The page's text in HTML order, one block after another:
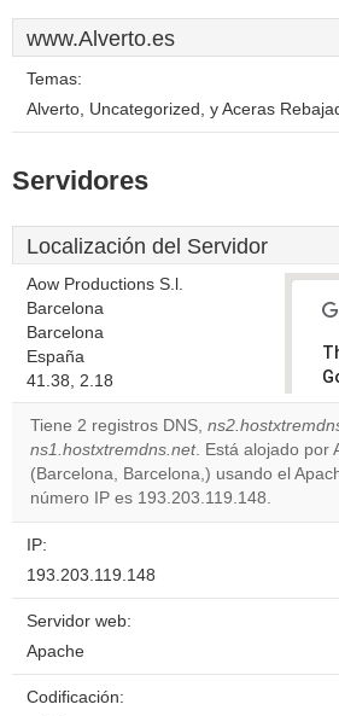
www.Alverto.es
Temas:
Alverto, Uncategorized, y Aceras
Servidores
Localización del Servidor
Aow Productions S.l.
Barcelona
Barcelona
España
41.38, 2.18
Tiene 2 registros DNS,
ns1.hostxtremdns.net. Está alojado por
(Barcelona, Barcelona,) usando el
número IP es 193.203.119.148.
IP:
193.203.119.148
Servidor web:
Apache
Codificación: